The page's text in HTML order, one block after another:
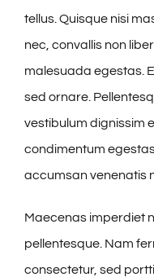
tellus. Quisque nisi
nec, convallis non
malesuada egestas.
sed ornare.
vestibulum dignissim
condimentum
accumsan venenatis
Maecenas imperdiet
pellentesque. Nam
consectetur, sed